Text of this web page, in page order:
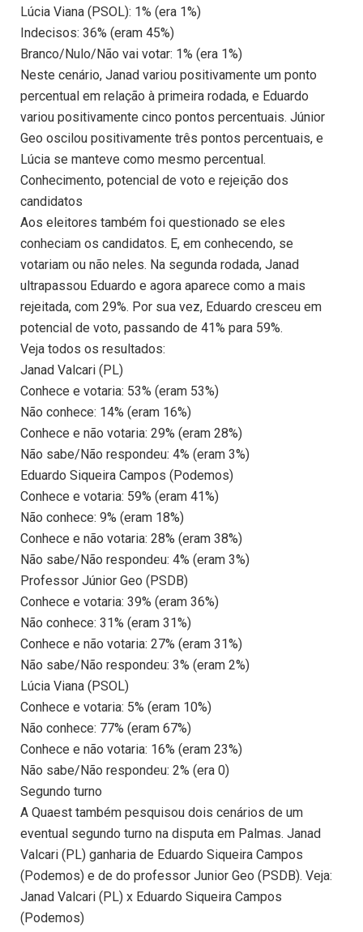
Lúcia Viana (PSOL): 1% (era 1%)
Indecisos: 36% (eram 45%)
Branco/Nulo/Não vai votar: 1% (era 1%)
Neste cenário, Janad variou positivamente um ponto
percentual em relação à primeira rodada, e Eduardo
variou positivamente cinco pontos percentuais. Júnior
Geo oscilou positivamente três pontos percentuais, e
Lúcia se manteve como mesmo percentual.
Conhecimento, potencial de voto e rejeição dos
candidatos
Aos eleitores também foi questionado se eles
conheciam os candidatos. E, em conhecendo, se
votariam ou não neles. Na segunda rodada, Janad
ultrapassou Eduardo e agora aparece como a mais
rejeitada, com 29%. Por sua vez, Eduardo cresceu em
potencial de voto, passando de 41% para 59%.
Veja todos os resultados:
Janad Valcari (PL)
Conhece e votaria: 53% (eram 53%)
Não conhece: 14% (eram 16%)
Conhece e não votaria: 29% (eram 28%)
Não sabe/Não respondeu: 4% (eram 3%)
Eduardo Siqueira Campos (Podemos)
Conhece e votaria: 59% (eram 41%)
Não conhece: 9% (eram 18%)
Conhece e não votaria: 28% (eram 38%)
Não sabe/Não respondeu: 4% (eram 3%)
Professor Júnior Geo (PSDB)
Conhece e votaria: 39% (eram 36%)
Não conhece: 31% (eram 31%)
Conhece e não votaria: 27% (eram 31%)
Não sabe/Não respondeu: 3% (eram 2%)
Lúcia Viana (PSOL)
Conhece e votaria: 5% (eram 10%)
Não conhece: 77% (eram 67%)
Conhece e não votaria: 16% (eram 23%)
Não sabe/Não respondeu: 2% (era 0)
Segundo turno
A Quaest também pesquisou dois cenários de um
eventual segundo turno na disputa em Palmas. Janad
Valcari (PL) ganharia de Eduardo Siqueira Campos
(Podemos) e de do professor Junior Geo (PSDB). Veja:
Janad Valcari (PL) x Eduardo Siqueira Campos
(Podemos)